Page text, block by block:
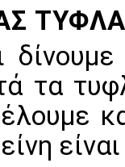
ΤΥΦΛΆ
τα